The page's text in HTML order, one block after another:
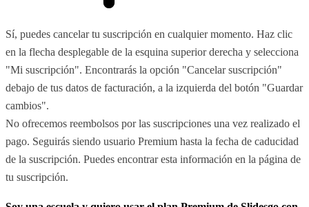
Sí, puedes cancelar tu suscripción en cualquier momento. Haz clic
en la flecha desplegable de la esquina superior derecha y selecciona
"Mi suscripción". Encontrarás la opción "Cancelar suscripción"
debajo de tus datos de facturación, a la izquierda del botón "Guardar
cambios".
No ofrecemos reembolsos por las suscripciones una vez realizado el
pago. Seguirás siendo usuario Premium hasta la fecha de caducidad
de la suscripción. Puedes encontrar esta información en la página de
tu suscripción.